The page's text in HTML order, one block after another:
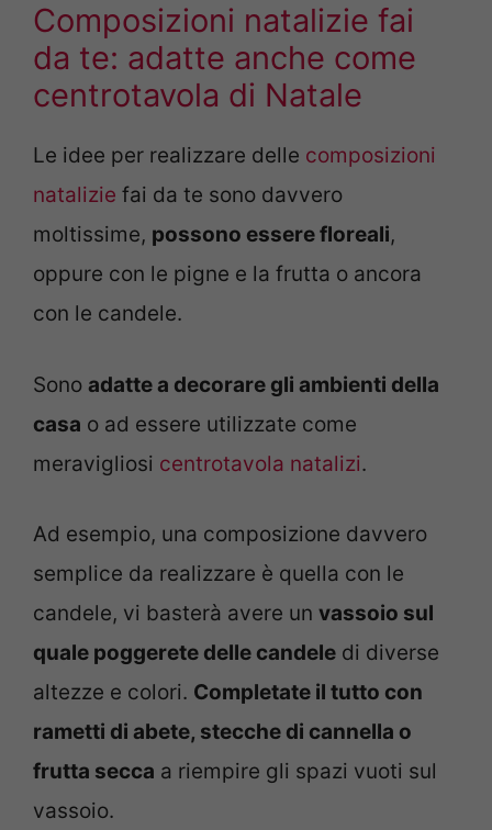
Composizioni natalizie fai
da te: adatte anche come
centrotavola di Natale
Le idee per realizzare delle composizioni
natalizie fai da te sono davvero
moltissime, possono essere floreali,
oppure con le pigne e la frutta o ancora
con le candele.
Sono adatte a decorare gli ambienti della
casa o ad essere utilizzate come
meravigliosi centrotavola natalizi.
Ad esempio, una composizione davvero
semplice da realizzare è quella con le
candele, vi basterà avere un vassoio sul
quale poggerete delle candele di diverse
altezze e colori. Completate il tutto con
rametti di abete, stecche di cannella o
frutta secca a riempire gli spazi vuoti sul
vassoio.